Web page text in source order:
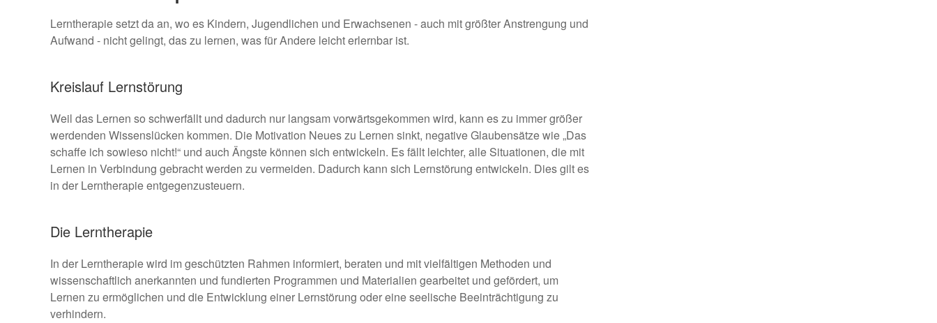
Lerntherapie setzt da an, wo es Kindern, Jugendlichen und Erwachsenen - auch mit größter Anstrengung und
Aufwand - nicht gelingt, das zu lernen, was für Andere leicht erlernbar ist.
Kreislauf Lernstörung
Weil das Lernen so schwerfällt und dadurch nur langsam vorwärtsgekommen wird, kann es zu immer größer
werdenden Wissenslücken kommen. Die Motivation Neues zu Lernen sinkt, negative Glaubensätze wie „Das
schaffe ich sowieso nicht!“ und auch Ängste können sich entwickeln. Es fällt leichter, alle Situationen, die mit
Lernen in Verbindung gebracht werden zu vermeiden. Dadurch kann sich Lernstörung entwickeln. Dies gilt es
in der Lerntherapie entgegenzusteuern.
Die Lerntherapie
In der Lerntherapie wird im geschützten Rahmen informiert, beraten und mit vielfältigen Methoden und
wissenschaftlich anerkannten und fundierten Programmen und Materialien gearbeitet und gefördert, um
Lernen zu ermöglichen und die Entwicklung einer Lernstörung oder eine seelische Beeinträchtigung zu
verhindern.